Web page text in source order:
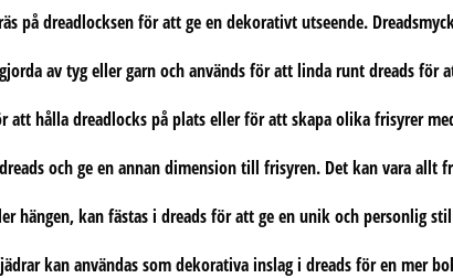
på dreadlocksen för att ge en dekorativt utseende.
av tyg eller garn och används för att linda runt dreads
att hålla dreadlocks på plats eller för att skapa olika frisyrer
och ge en annan dimension till frisyren. Det kan vara
hängen, kan fästas i dreads för att ge en unik och personlig
kan användas som dekorativa inslag i dreads för en mer